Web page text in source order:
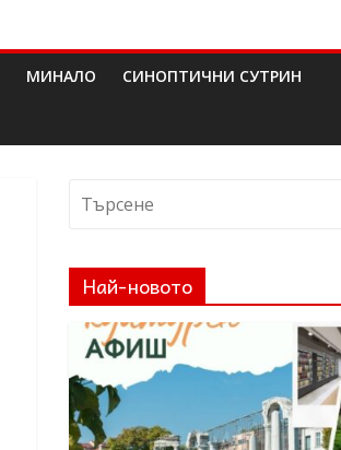
МИНАЛО СИНОПТИЧНИ СУТРИН
Най-новото